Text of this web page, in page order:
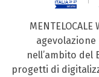
nell’ambito del
progetti di